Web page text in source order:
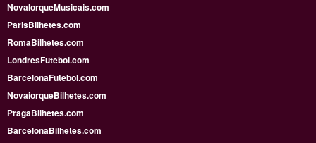
NovaIorqueMusicais.com
ParisBilhetes.com
RomaBilhetes.com
LondresFutebol.com
BarcelonaFutebol.com
NovaiorqueBilhetes.com
PragaBilhetes.com
BarcelonaBilhetes.com